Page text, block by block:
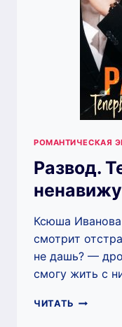
РОМАНТИЧЕСКАЯ
Развод.
ненавижу
Ксюша
смотрит
не дашь? —
смогу жить с
ЧИТАТЬ РАЗВОД.